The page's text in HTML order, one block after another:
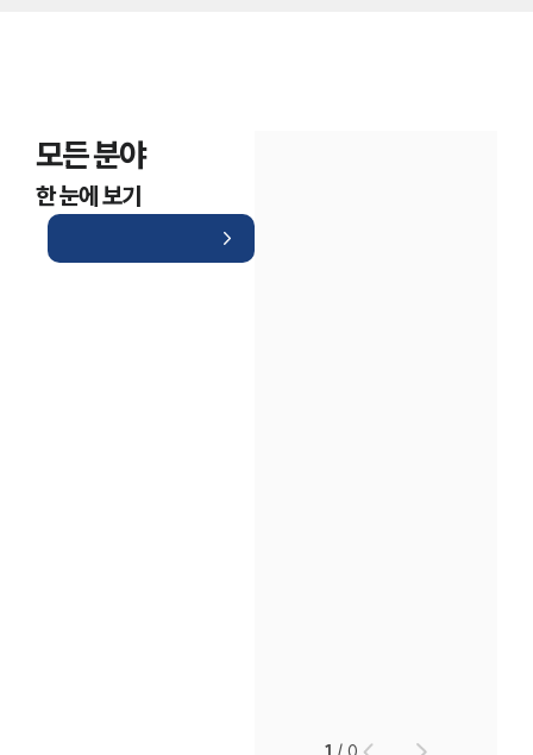
모든 분야
한 눈에 보기